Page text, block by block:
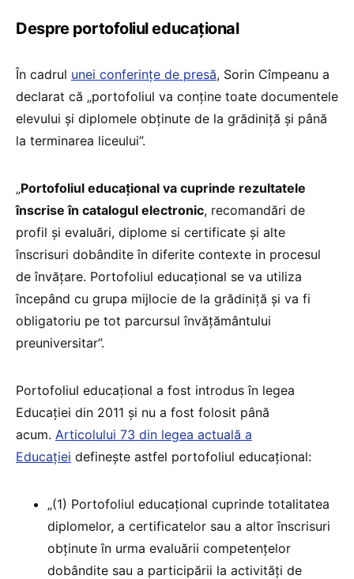
Despre portofoliul educațional
În cadrul unei conferințe de presă, Sorin Cîmpeanu a
declarat că „portofoliul va conține toate documentele
elevului și diplomele obținute de la grădiniță și până
la terminarea liceului”.
„Portofoliul educațional va cuprinde rezultatele
înscrise în catalogul electronic, recomandări de
profil și evaluări, diplome si certificate și alte
înscrisuri dobândite în diferite contexte in procesul
de învățare. Portofoliul educațional se va utiliza
începând cu grupa mijlocie de la grădiniță și va fi
obligatoriu pe tot parcursul învățământului
preuniversitar”.
Portofoliul educațional a fost introdus în legea
Educației din 2011 și nu a fost folosit până
acum. Articolului 73 din legea actuală a
Educației definește astfel portofoliul educațional:
„(1) Portofoliul educațional cuprinde totalitatea
diplomelor, a certificatelor sau a altor înscrisuri
obținute în urma evaluării competențelor
dobândite sau a participării la activități de